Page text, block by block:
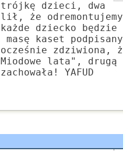
trójkę dzieci, dwa
że
dziecko będzie
kaset
zdziwiona,
lata", drugą
YAFUD